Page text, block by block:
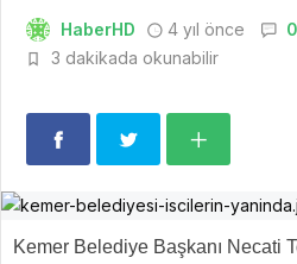
HaberHD 4 yıl önce 0
3 dakikada okunabilir
Kemer Belediye Başkanı Necati